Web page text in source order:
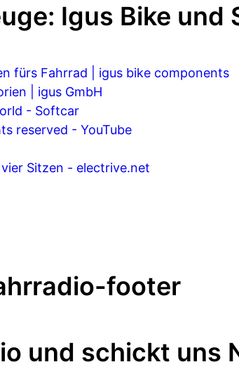
Igus Bike und
fürs Fahrrad | igus bike components
| igus GmbH
- Softcar
reserved - YouTube
Sitzen - electrive.net
footer
und schickt uns